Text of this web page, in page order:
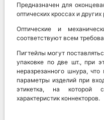
Предназначен для
оптических кроссах и
Оптические и
соответствуют всем
Пигтейлы могут
упаковке по две шт., при
неразрезанного шнура, что
параметры изделий при
этикетка, на которой
характеристик коннекторов.